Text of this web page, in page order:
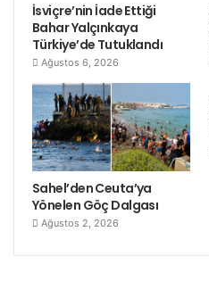
İsviçre’nin İade Ettiği
Bahar Yalçınkaya
Türkiye’de Tutuklandı
Ağustos 6, 2026
Sahel’den Ceuta’ya
Yönelen Göç Dalgası
Ağustos 2, 2026